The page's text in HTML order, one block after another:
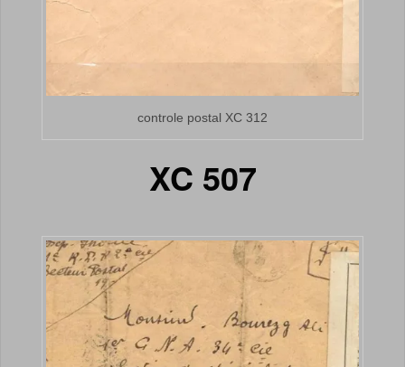
controle postal XC 312
XC 507